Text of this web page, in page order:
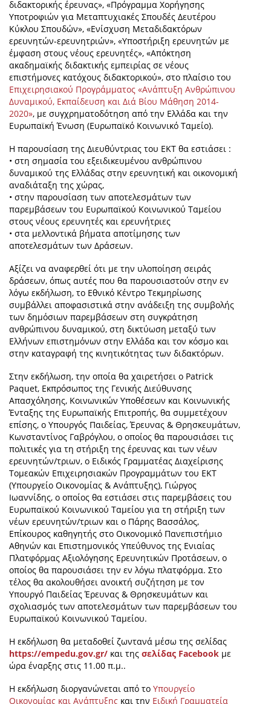
διδακτορικής έρευνας», «Πρόγραμμα Χορήγησης
Υποτροφιών για Μεταπτυχιακές Σπουδές Δευτέρου
Κύκλου Σπουδών», «Ενίσχυση Μεταδιδακτόρων
ερευνητών-ερευνητριών», «Υποστήριξη ερευνητών με
έμφαση στους νέους ερευνητές», «Απόκτηση
ακαδημαϊκής διδακτικής εμπειρίας σε νέους
επιστήμονες κατόχους διδακτορικού», στο πλαίσιο του
Επιχειρησιακού Προγράμματος «Ανάπτυξη Ανθρώπινου
Δυναμικού, Εκπαίδευση και Διά Βίου Μάθηση 2014-
2020», με συγχρηματοδότηση από την Ελλάδα και την
Ευρωπαϊκή Ένωση (Ευρωπαϊκό Κοινωνικό Ταμείο).
Η παρουσίαση της Διευθύντριας του ΕΚΤ θα εστιάσει :
• στη σημασία του εξειδικευμένου ανθρώπινου
δυναμικού της Ελλάδας στην ερευνητική και οικονομική
αναδιάταξη της χώρας,
• στην παρουσίαση των αποτελεσμάτων των
παρεμβάσεων του Ευρωπαϊκού Κοινωνικού Ταμείου
στους νέους ερευνητές και ερευνήτριες
• στα μελλοντικά βήματα αποτίμησης των
αποτελεσμάτων των Δράσεων.
Αξίζει να αναφερθεί ότι με την υλοποίηση σειράς
δράσεων, όπως αυτές που θα παρουσιαστούν στην εν
λόγω εκδήλωση, το Εθνικό Κέντρο Τεκμηρίωσης
συμβάλλει αποφασιστικά στην ανάδειξη της συμβολής
των δημόσιων παρεμβάσεων στη συγκράτηση
ανθρώπινου δυναμικού, στη δικτύωση μεταξύ των
Ελλήνων επιστημόνων στην Ελλάδα και τον κόσμο και
στην καταγραφή της κινητικότητας των διδακτόρων.
Στην εκδήλωση, την οποία θα χαιρετήσει ο Patrick
Paquet, Εκπρόσωπος της Γενικής Διεύθυνσης
Απασχόλησης, Κοινωνικών Υποθέσεων και Κοινωνικής
Ένταξης της Ευρωπαϊκής Επιτροπής, θα συμμετέχουν
επίσης, ο Υπουργός Παιδείας, Έρευνας & Θρησκευμάτων,
Κωνσταντίνος Γαβρόγλου, ο οποίος θα παρουσιάσει τις
πολιτικές για τη στήριξη της έρευνας και των νέων
ερευνητών/τριων, ο Ειδικός Γραμματέας Διαχείρισης
Τομεακών Επιχειρησιακών Προγραμμάτων του ΕΚΤ
(Υπουργείο Οικονομίας & Ανάπτυξης), Γιώργος
Ιωαννίδης, o oποίος θα εστιάσει στις παρεμβάσεις του
Ευρωπαϊκού Κοινωνικού Ταμείου για τη στήριξη των
νέων ερευνητών/τριων και ο Πάρης Βασσάλος,
Επίκουρος καθηγητής στο Οικονομικό Πανεπιστήμιο
Αθηνών και Επιστημονικός Υπεύθυνος της Ενιαίας
Πλατφόρμας Αξιολόγησης Ερευνητικών Προτάσεων, ο
οποίος θα παρουσιάσει την εν λόγω πλατφόρμα. Στο
τέλος θα ακολουθήσει ανοικτή συζήτηση με τον
Υπουργό Παιδείας Έρευνας & Θρησκευμάτων και
σχολιασμός των αποτελεσμάτων των παρεμβάσεων του
Ευρωπαϊκού Κοινωνικού Ταμείου.
H εκδήλωση θα μεταδοθεί ζωντανά μέσω της σελίδας
https://empedu.gov.gr/ και της σελίδας Facebook με
ώρα έναρξης στις 11.00 π.μ..
Η εκδήλωση διοργανώνεται από το Υπουργείο
Οικονομίας και Ανάπτυξης και την Ειδική Γραμματεία